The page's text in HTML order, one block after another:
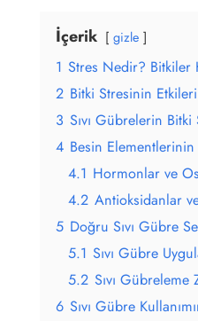
İçerik gizle
1 Stres Nedir? Bitkiler
2 Bitki Stresinin
3 Sıvı Gübrelerin
4 Besin Elementlerinin
4.1 Hormonlar ve
4.2 Antioksidanlar
5 Doğru Sıvı Gübre
5.1 Sıvı Gübre
5.2 Sıvı Gübreleme
6 Sıvı Gübre